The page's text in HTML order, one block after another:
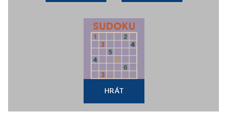
HRÁT